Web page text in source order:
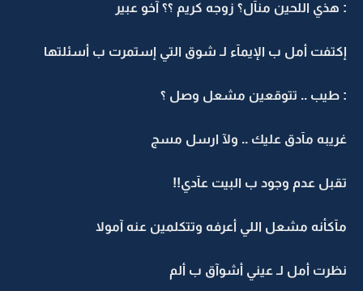
: هذي اللحين منآل؟ زوجه كريم ؟؟ آخو عبير
إكتفت أمل ب الإيمآء لـ شوق التي إستمرت ب أسئلتها
: طيب .. تتوقعين مشعل وصل ؟
غريبه مآدق عليك .. ولآ ارسل مسج
تقبل عدم وجود ب البيت عآدي!!
مآكأنه مشعل اللي أعرفه وتتكلمين عنه آمولا
نظرت أمل لـ عيني أشوآق ب ألم